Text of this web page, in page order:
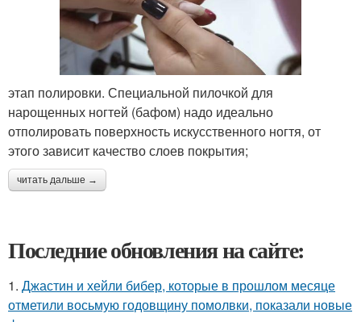
этап полировки. Специальной пилочкой для
нарощенных ногтей (бафом) надо идеально
отполировать поверхность искусственного ногтя, от
этого зависит качество слоев покрытия;
читать дальше →
Последние обновления на сайте:
1. Джастин и хейли бибер, которые в прошлом месяце
отметили восьмую годовщину помолвки, показали новые